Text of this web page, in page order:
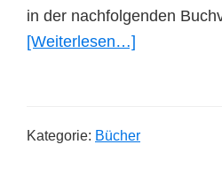
in der nachfolgenden
[Weiterlesen…]
an
Kategorie: Bücher